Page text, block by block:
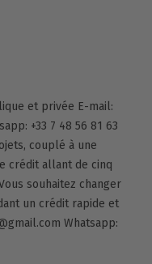
et privée E-mail:
+33 7 48 56 81 63
couplé à une
crédit allant de cinq
souhaitez changer
un crédit rapide et
Whatsapp: